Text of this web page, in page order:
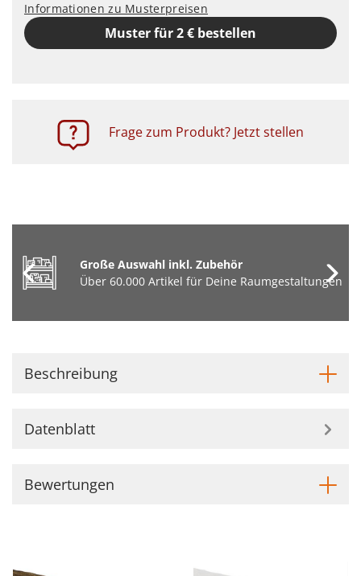
Informationen zu Musterpreisen
Muster für 2 € bestellen
Frage zum Produkt? Jetzt stellen
Große Auswahl inkl. Zubehör
Über 60.000 Artikel für Deine Raumgestaltungen
Beschreibung
Datenblatt
Bewertungen